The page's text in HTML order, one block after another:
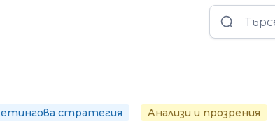
стратегия Анализи и прозрения